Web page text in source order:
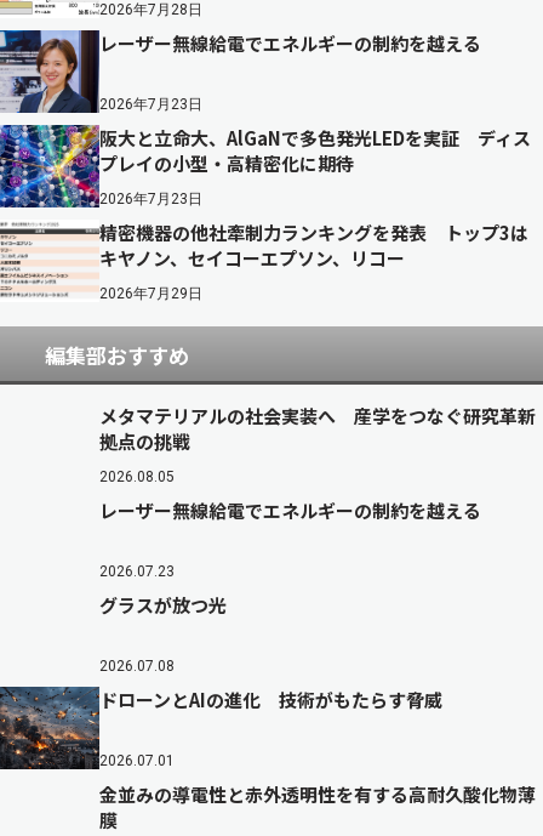
2026年7月28日
レーザー無線給電でエネルギーの制約を越える
2026年7月23日
阪大と立命大、AlGaNで多色発光LEDを実証 ディス
プレイの小型・高精密化に期待
2026年7月23日
精密機器の他社牽制力ランキングを発表 トップ3は
キヤノン、セイコーエプソン、リコー
2026年7月29日
編集部おすすめ
メタマテリアルの社会実装へ 産学をつなぐ研究革新
拠点の挑戦
2026.08.05
レーザー無線給電でエネルギーの制約を越える
2026.07.23
グラスが放つ光
2026.07.08
ドローンとAIの進化 技術がもたらす脅威
2026.07.01
金並みの導電性と赤外透明性を有する高耐久酸化物薄
膜